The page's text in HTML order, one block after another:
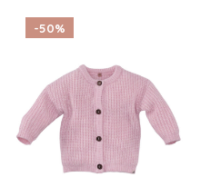
-50%